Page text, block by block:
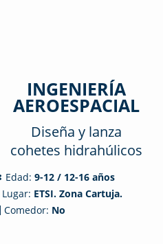
INGENIERÍA
AEROESPACIAL
Diseña y lanza
cohetes hidrahúlicos
Edad: 9-12 / 12-16 años
Lugar: ETSI. Zona Cartuja.
Comedor: No